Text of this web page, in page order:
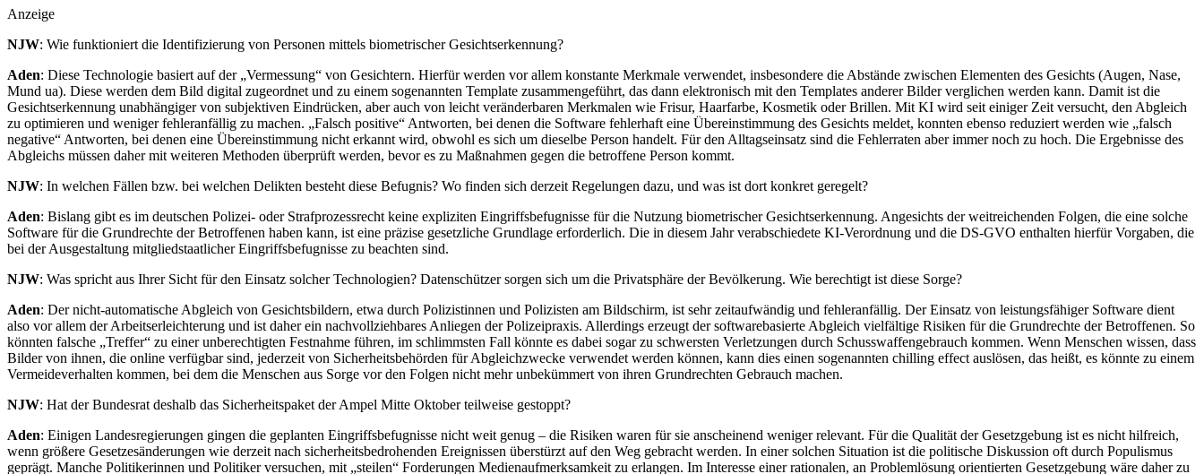
Anzeige
NJW: Wie funktioniert die Identifizierung von Personen mittels biometrischer Gesichtserkennung?
Aden: Diese Technologie basiert auf der „Vermessung“ von Gesichtern. Hierfür werden vor allem konstante Merkmale verwendet, insbesondere die Abstände zwischen Elementen des Gesichts (Augen, Nase,
Mund ua). Diese werden dem Bild digital zugeordnet und zu einem sogenannten Template zusammengeführt, das dann elektronisch mit den Templates anderer Bilder verglichen werden kann. Damit ist die
Gesichtserkennung unabhängiger von subjektiven Eindrücken, aber auch von leicht veränderbaren Merkmalen wie Frisur, Haarfarbe, Kosmetik oder Brillen. Mit KI wird seit einiger Zeit versucht, den Abgleich
zu optimieren und weniger fehleranfällig zu machen. „Falsch positive“ Antworten, bei denen die Software fehlerhaft eine Übereinstimmung des Gesichts meldet, konnten ebenso reduziert werden wie „falsch
negative“ Antworten, bei denen eine Übereinstimmung nicht erkannt wird, obwohl es sich um dieselbe Person handelt. Für den Alltagseinsatz sind die Fehlerraten aber immer noch zu hoch. Die Ergebnisse des
Abgleichs müssen daher mit weiteren Methoden überprüft werden, bevor es zu Maßnahmen gegen die betroffene Person kommt.
NJW: In welchen Fällen bzw. bei welchen Delikten besteht diese Befugnis? Wo finden sich derzeit Regelungen dazu, und was ist dort konkret geregelt?
Aden: Bislang gibt es im deutschen Polizei- oder Strafprozessrecht keine expliziten Eingriffsbefugnisse für die Nutzung biometrischer Gesichtserkennung. Angesichts der weitreichenden Folgen, die eine solche
Software für die Grundrechte der Betroffenen haben kann, ist eine präzise gesetzliche Grundlage erforderlich. Die in diesem Jahr verabschiedete KI-Verordnung und die DS-GVO enthalten hierfür Vorgaben, die
bei der Ausgestaltung mitgliedstaatlicher Eingriffsbefugnisse zu beachten sind.
NJW: Was spricht aus Ihrer Sicht für den Einsatz solcher Technologien? Datenschützer sorgen sich um die Privatsphäre der Bevölkerung. Wie berechtigt ist diese Sorge?
Aden: Der nicht-automatische Abgleich von Gesichtsbildern, etwa durch Polizistinnen und Polizisten am Bildschirm, ist sehr zeitaufwändig und fehleranfällig. Der Einsatz von leistungsfähiger Software dient
also vor allem der Arbeitserleichterung und ist daher ein nachvollziehbares Anliegen der Polizeipraxis. Allerdings erzeugt der softwarebasierte Abgleich vielfältige Risiken für die Grundrechte der Betroffenen. So
könnten falsche „Treffer“ zu einer unberechtigten Festnahme führen, im schlimmsten Fall könnte es dabei sogar zu schwersten Verletzungen durch Schusswaffengebrauch kommen. Wenn Menschen wissen, dass
Bilder von ihnen, die online verfügbar sind, jederzeit von Sicherheitsbehörden für Abgleichzwecke verwendet werden können, kann dies einen sogenannten chilling effect auslösen, das heißt, es könnte zu einem
Vermeideverhalten kommen, bei dem die Menschen aus Sorge vor den Folgen nicht mehr unbekümmert von ihren Grundrechten Gebrauch machen.
NJW: Hat der Bundesrat deshalb das Sicherheitspaket der Ampel Mitte Oktober teilweise gestoppt?
Aden: Einigen Landesregierungen gingen die geplanten Eingriffsbefugnisse nicht weit genug – die Risiken waren für sie anscheinend weniger relevant. Für die Qualität der Gesetzgebung ist es nicht hilfreich,
wenn größere Gesetzesänderungen wie derzeit nach sicherheitsbedrohenden Ereignissen überstürzt auf den Weg gebracht werden. In einer solchen Situation ist die politische Diskussion oft durch Populismus
geprägt. Manche Politikerinnen und Politiker versuchen, mit „steilen“ Forderungen Medienaufmerksamkeit zu erlangen. Im Interesse einer rationalen, an Problemlösung orientierten Gesetzgebung wäre daher zu